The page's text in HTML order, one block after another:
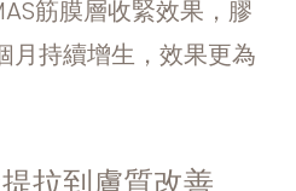
筋膜層收緊效果，膠
持續增生，效果更為